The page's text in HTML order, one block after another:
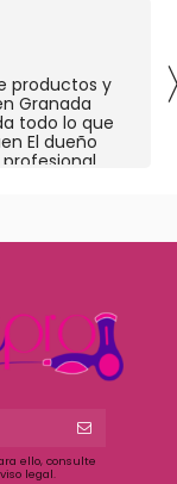
productos y
Granada
todo lo que
El dueño
ello, consulte
legal.